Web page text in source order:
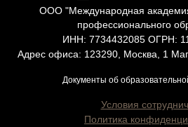
ООО "Международная
профессионального
ИНН: 7734432085 ОГРН:
Адрес офиса: 123290, Москва, 1
Документы об
Условия
Политика